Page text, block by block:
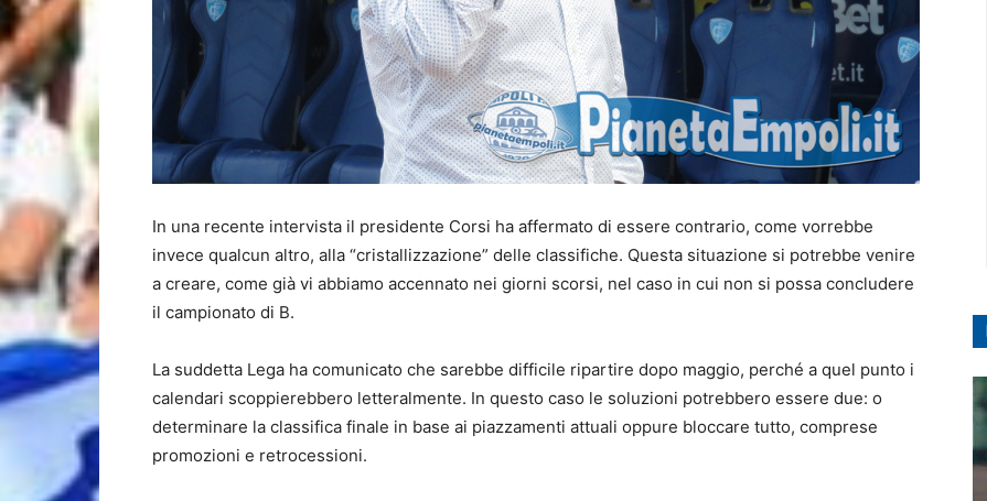
In una recente intervista il presidente Corsi ha affermato di essere contrario, come vorrebbe
invece qualcun altro, alla “cristallizzazione” delle classifiche. Questa situazione si potrebbe venire
a creare, come già vi abbiamo accennato nei giorni scorsi, nel caso in cui non si possa concludere
il campionato di B.
La suddetta Lega ha comunicato che sarebbe difficile ripartire dopo maggio, perché a quel punto i
calendari scoppierebbero letteralmente. In questo caso le soluzioni potrebbero essere due: o
determinare la classifica finale in base ai piazzamenti attuali oppure bloccare tutto, comprese
promozioni e retrocessioni.